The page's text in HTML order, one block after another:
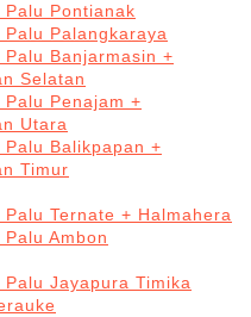
Palu Pontianak
Palu Palangkaraya
Palu Banjarmasin +
Selatan
Palu Penajam +
Utara
Palu Balikpapan +
Timur
Palu Ternate + Halmahera
Ambon
Palu Jayapura Timika